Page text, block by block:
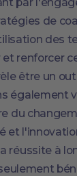
de
des
renforcer
être un
également
du
et
réussite à